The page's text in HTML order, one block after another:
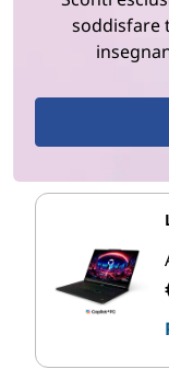
soddisfare